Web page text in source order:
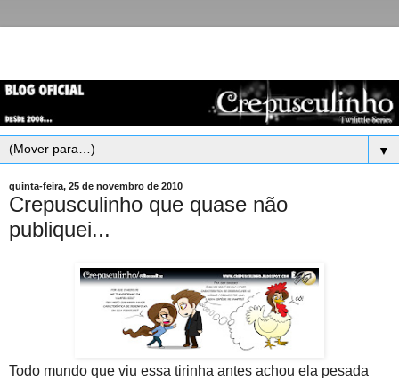
▼
quinta-feira, 25 de novembro de 2010
Crepusculinho que quase não
publiquei...
Todo mundo que viu essa tirinha antes achou ela pesada